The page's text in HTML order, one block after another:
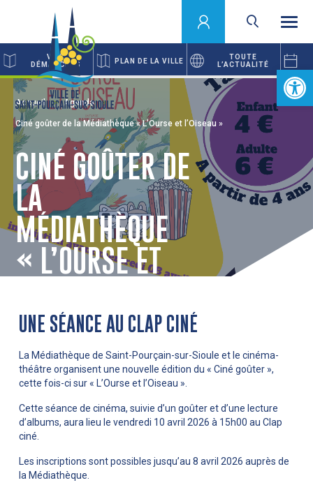
Ouvrir
VOS
DÉMARCHES
PLAN DE LA VILLE
TOUTE
L’ACTUALITÉ
Accueil Agenda
Ciné goûter de la Médiathèque « L’Ourse et l’Oiseau »
CINÉ GOÛTER DE
LA
MÉDIATHÈQUE
« L’OURSE ET
UNE SÉANCE AU CLAP CINÉ
La Médiathèque de Saint-Pourçain-sur-Sioule et le cinéma-
théâtre organisent une nouvelle édition du « Ciné goûter »,
cette fois-ci sur « L’Ourse et l’Oiseau ».
Cette séance de cinéma, suivie d’un goûter et d’une lecture
d’albums, aura lieu le vendredi 10 avril 2026 à 15h00 au Clap
ciné.
Les inscriptions sont possibles jusqu’au 8 avril 2026 auprès de
la Médiathèque.